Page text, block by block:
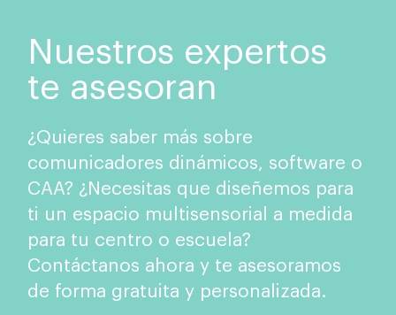
Nuestros expertos
te asesoran
¿Quieres saber más sobre
comunicadores dinámicos, software o
CAA? ¿Necesitas que diseñemos para
ti un espacio multisensorial a medida
para tu centro o escuela?
Contáctanos ahora y te asesoramos
de forma gratuita y personalizada.